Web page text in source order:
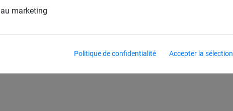
marketing
Politique de confidentialité Accepter la sélection
Corde d'équilibre